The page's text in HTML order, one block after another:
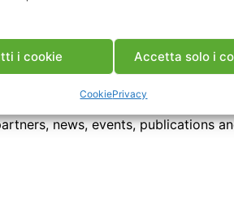
i cookie Accetta solo i
CookiePrivacy
project website to find detailed and
news, events, publications